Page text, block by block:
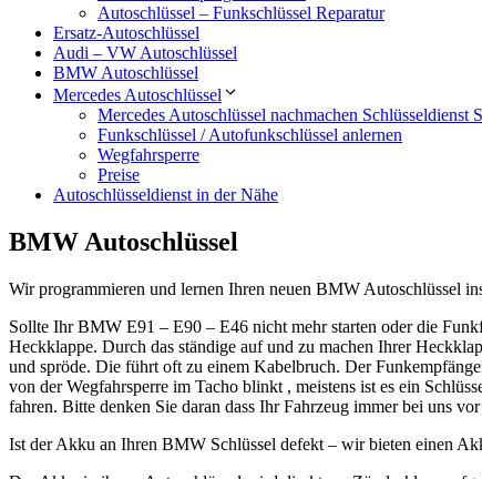
Autoschlüssel – Funkschlüssel Reparatur
Ersatz-Autoschlüssel
Audi – VW Autoschlüssel
BMW Autoschlüssel
Mercedes Autoschlüssel
Mercedes Autoschlüssel nachmachen Schlüsseldienst
Funkschlüssel / Autofunkschlüssel anlernen
Wegfahrsperre
Preise
Autoschlüsseldienst in der Nähe
BMW Autoschlüssel
Wir programmieren und lernen Ihren neuen BMW Autoschlüssel
Sollte Ihr BMW E91 – E90 – E46 nicht mehr starten oder die
Heckklappe. Durch das ständige auf und zu machen Ihrer
und spröde. Die führt oft zu einem Kabelbruch. Der
von der Wegfahrsperre im Tacho blinkt , meistens ist es ein
fahren. Bitte denken Sie daran dass Ihr Fahrzeug immer bei uns
Ist der Akku an Ihren BMW Schlüssel defekt – wir bieten einen